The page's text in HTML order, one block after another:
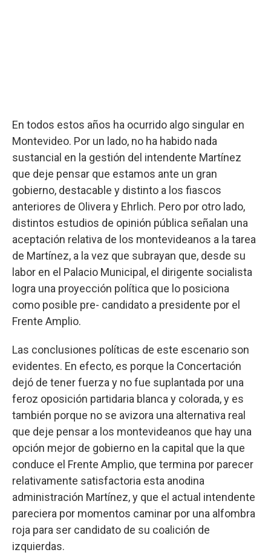
En todos estos años ha ocurrido algo singular en
Montevideo. Por un lado, no ha habido nada
sustancial en la gestión del intendente Martínez
que deje pensar que estamos ante un gran
gobierno, destacable y distinto a los fiascos
anteriores de Olivera y Ehrlich. Pero por otro lado,
distintos estudios de opinión pública señalan una
aceptación relativa de los montevideanos a la tarea
de Martínez, a la vez que subrayan que, desde su
labor en el Palacio Municipal, el dirigente socialista
logra una proyección política que lo posiciona
como posible pre- candidato a presidente por el
Frente Amplio.
Las conclusiones políticas de este escenario son
evidentes. En efecto, es porque la Concertación
dejó de tener fuerza y no fue suplantada por una
feroz oposición partidaria blanca y colorada, y es
también porque no se avizora una alternativa real
que deje pensar a los montevideanos que hay una
opción mejor de gobierno en la capital que la que
conduce el Frente Amplio, que termina por parecer
relativamente satisfactoria esta anodina
administración Martínez, y que el actual intendente
pareciera por momentos caminar por una alfombra
roja para ser candidato de su coalición de
izquierdas.